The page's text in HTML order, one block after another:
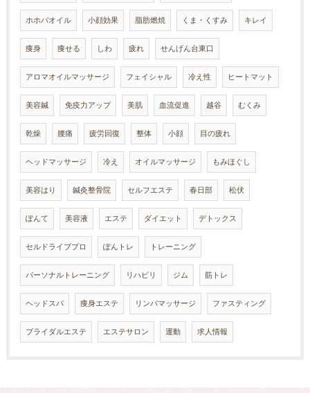
ホホバオイル 小顔効果 脂肪燃焼 くま・くすみ キレイ
痩身 痩せる しわ 疲れ せんげん台東口
アロマオイルマッサージ フェイシャル 冷え性 ヒートマット
美容鍼 免疫力アップ 美肌 血流促進 越谷 むくみ
乾燥 腰痛 疲労回復 整体 小顔 目の疲れ
ヘッドマッサージ 冷え オイルマッサージ もみほぐし
美容はり 鍼灸整骨院 セルフエステ 春日部 松伏
ぽんて 美容液 エステ ダイエット デトックス
セルドライブプロ ぽんトレ トレーニング
パーソナルトレーニング リハビリ ジム 筋トレ
ヘッドスパ 痩身エステ リンパマッサージ ファスティング
ブライダルエステ エステサロン 運動 求人情報